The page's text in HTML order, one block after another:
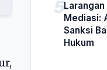
Mediasi:
Sanksi
Hukum